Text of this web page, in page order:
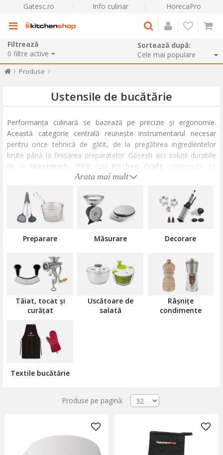
Gatesc.ro Info culinar HorecaPro
Filtrează
0 filtre active
Sortează după:
Produse
Ustensile de bucătărie
Performanța culinară se bazează pe precizie și ergonomie.
Această categorie centrală reunește instrumentarul necesar
pentru orice tehnică de gătit, de la pregătirea ingredientelor
brute până la finisarea preparatelor. Găsești aici soluții durabile
de la Westmark, OXO sau Kitchen Craft , concepute să
reducă efortul fizic și să reziste utilizării intense.
Pentru a naviga eficient, orientează-te în funcție de task-ul
specific: asigură acuratețea rețetelor cu
cântare de bucătărie
termometre alimentare, sau optimizează timpii de preparare
folosind
răzătoare feliatoare
cu lame ultra-ascuțite. Nu neglija
nici ustensilele de bază; o selecție corectă de spatule și polonice
de lucru la plită.
Arata mai mult
Preparare Măsurare Decorare
Tăiat, tocat și
curățat
Uscătoare de
salată
Râșnițe
condimente
Textile bucătărie
Produse pe pagină: